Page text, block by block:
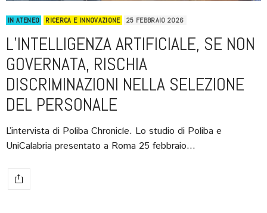
IN ATENEO RICERCA E INNOVAZIONE 25 FEBBRAIO 2026
L’INTELLIGENZA ARTIFICIALE, SE NON
GOVERNATA, RISCHIA
DISCRIMINAZIONI NELLA SELEZIONE
DEL PERSONALE
L’intervista di Poliba Chronicle. Lo studio di Poliba e
UniCalabria presentato a Roma 25 febbraio…